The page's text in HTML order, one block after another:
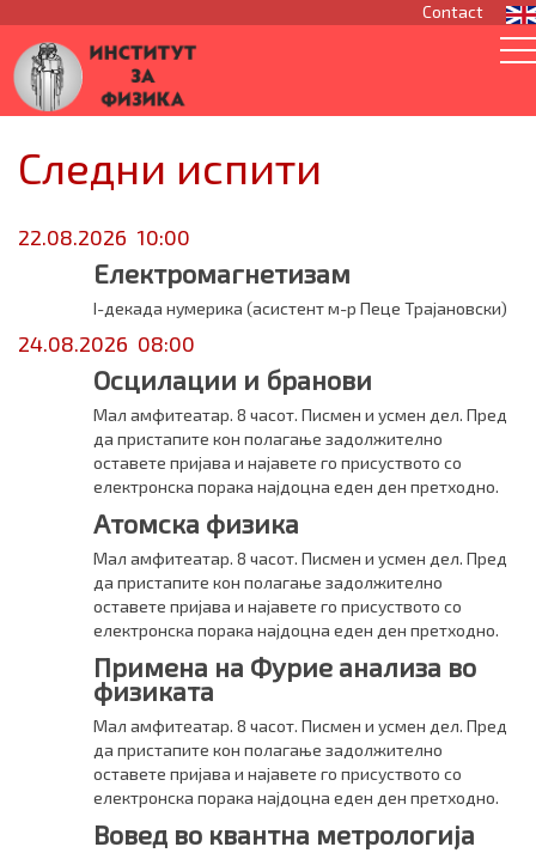
Contact
Следни испити
22.08.2026 10:00
Електромагнетизам
I-декада нумерика (асистент м-р Пеце Трајановски)
24.08.2026 08:00
Осцилации и бранови
Мал амфитеатар. 8 часот. Писмен и усмен дел. Пред
да пристапите кон полагање задолжително
оставете пријава и најавете го присуството со
електронска порака најдоцна еден ден претходно.
Атомска физика
Мал амфитеатар. 8 часот. Писмен и усмен дел. Пред
да пристапите кон полагање задолжително
оставете пријава и најавете го присуството со
електронска порака најдоцна еден ден претходно.
Примена на Фурие анализа во
физиката
Мал амфитеатар. 8 часот. Писмен и усмен дел. Пред
да пристапите кон полагање задолжително
оставете пријава и најавете го присуството со
електронска порака најдоцна еден ден претходно.
Вовед во квантна метрологија